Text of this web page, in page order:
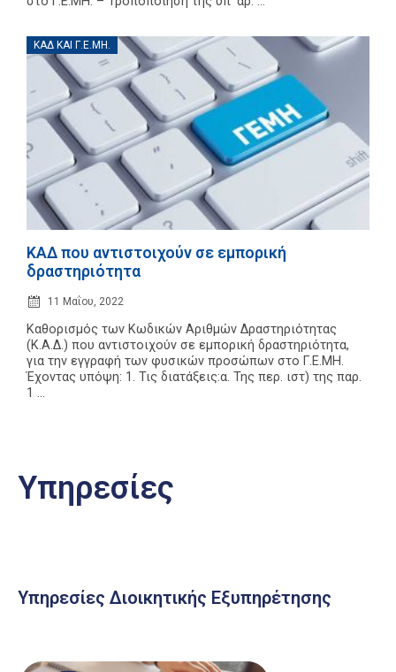
ΚΑΔ ΚΑΙ Γ.Ε.ΜΗ.
ΚΑΔ που αντιστοιχούν σε εμπορική
δραστηριότητα
11 Μαΐου, 2022
Καθορισμός των Κωδικών Αριθμών Δραστηριότητας
(Κ.Α.Δ.) που αντιστοιχούν σε εμπορική δραστηριότητα,
για την εγγραφή των φυσικών προσώπων στο Γ.Ε.ΜΗ.
Έχοντας υπόψη: 1. Τις διατάξεις:α. Της περ. ιστ) της παρ.
1 ...
Υπηρεσίες
Υπηρεσίες Διοικητικής Εξυπηρέτησης